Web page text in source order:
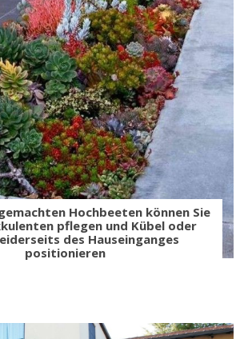
Hochbeeten können Sie
pflegen und Kübel oder
des Hauseinganges
positionieren